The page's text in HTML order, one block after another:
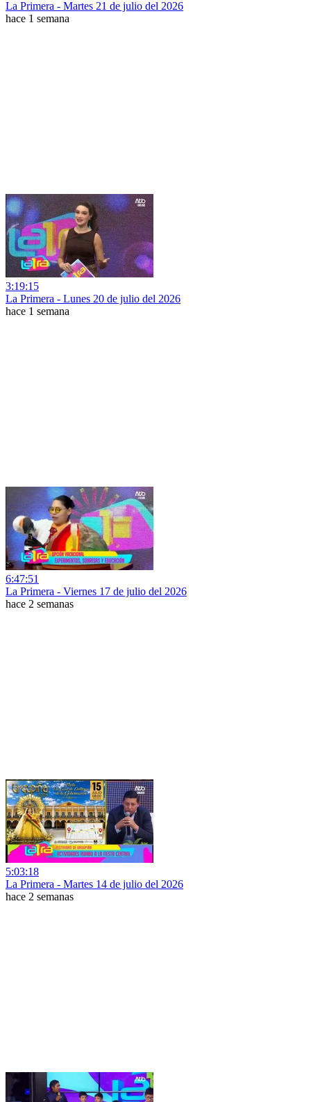
La Primera - Martes 21 de julio del 2026
hace 1 semana
3:19:15
La Primera - Lunes 20 de julio del 2026
hace 1 semana
6:47:51
La Primera - Viernes 17 de julio del 2026
hace 2 semanas
5:03:18
La Primera - Martes 14 de julio del 2026
hace 2 semanas